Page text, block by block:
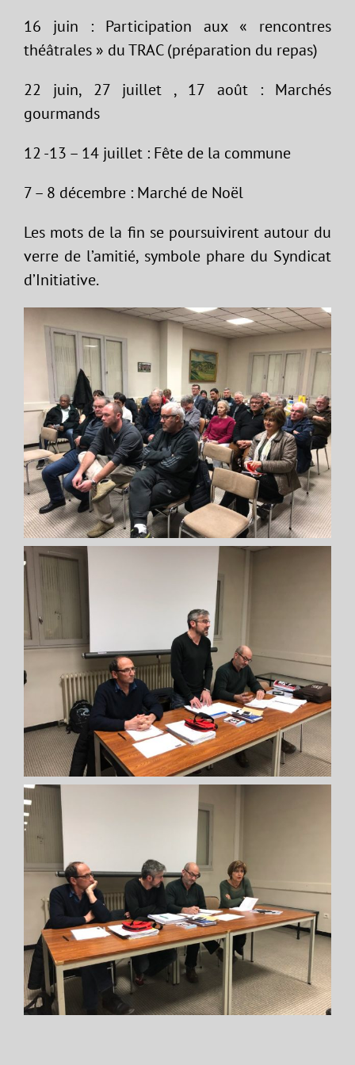
16 juin : Participation aux « rencontres
théâtrales » du TRAC (préparation du repas)
22 juin, 27 juillet , 17 août : Marchés
gourmands
12 -13 – 14 juillet : Fête de la commune
7 – 8 décembre : Marché de Noël
Les mots de la fin se poursuivirent autour du
verre de l’amitié, symbole phare du Syndicat
d’Initiative.